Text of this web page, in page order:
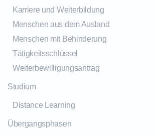
Karriere und Weiterbildung
Menschen aus dem Ausland
Menschen mit Behinderung
Tätigkeitsschlüssel
Weiterbewilligungsantrag
Studium
Distance Learning
Übergangsphasen